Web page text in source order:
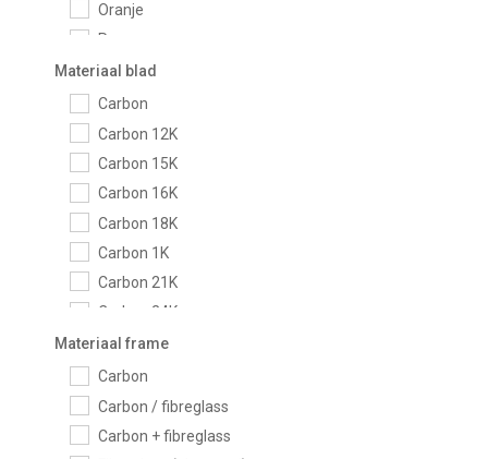
Oranje
Paars
Rood
Wit
Zwart
Blauw (aqua)
Blauwgrijs
Bruin
Goud
Grijs
Licht roze
Lila
Roze
Materiaal blad
Carbon
Carbon 12K
Carbon 15K
Carbon 16K
Carbon 18K
Carbon 1K
Carbon 21K
Carbon 24K
Carbon 3K
Fibreglass (glasvezel)
Materiaal frame
Carbon
Carbon / fibreglass
Carbon + fibreglass